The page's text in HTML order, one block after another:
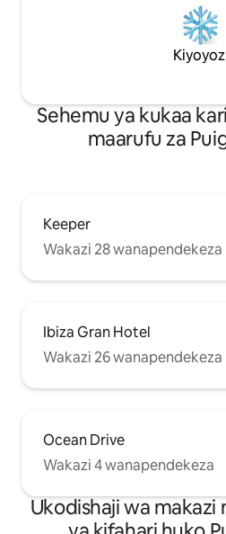
Sehemu ya kukaa
maarufu za
Keeper
Wakazi 28 wanapendekeza
Ibiza Gran Hotel
Wakazi 26 wanapendekeza
Ocean Drive
Wakazi 4 wanapendekeza
Ukodishaji wa makazi